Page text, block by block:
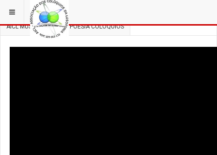
ESTÁ EM... 3 COLÓQUIOS
AICL MÚSICA, DANÇA E POESIA COLÓQUIOS